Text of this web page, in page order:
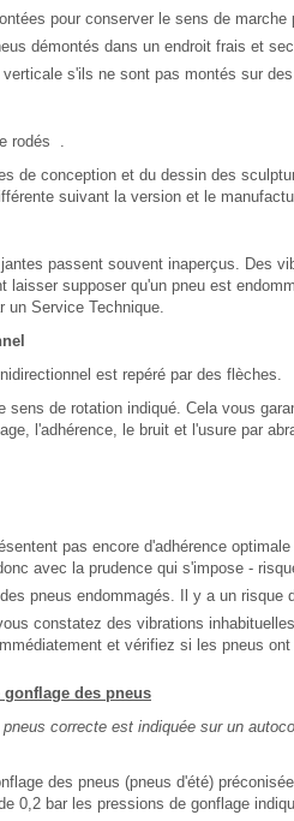
pour conserver le sens de marche
démontés dans un endroit frais et
s'ils ne sont pas montés sur
rodés .
de conception et du dessin des
suivant la version et le
passent souvent inaperçus. Des
laisser supposer qu'un pneu est
un Service Technique.
est repéré par des flèches.
sens de rotation indiqué. Cela vous
l'adhérence, le bruit et l'usure par
pas encore d'adhérence
avec la prudence qui s'impose -
pneus endommagés. Il y a un risque
constatez des vibrations
et vérifiez si les pneus ont
des pneus
correcte est indiquée sur un
des pneus (pneus d'été)
0,2 bar les pressions de gonflage